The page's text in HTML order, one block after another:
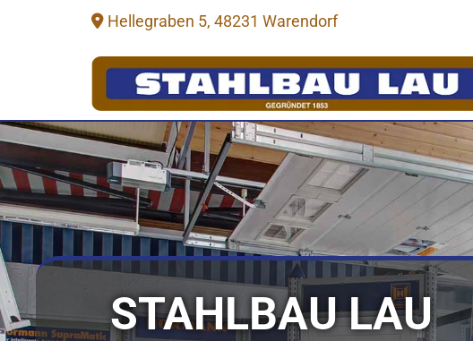
Zum Inhalt springen
 Hellegraben 5, 48231 Warendorf
STAHLBAU LAU